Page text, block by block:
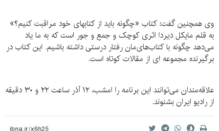
وی همچنین گفت: کتاب «چگونه باید از کتابهای خود مراقبت کنیم؟»
به قلم مایکل دیردا اثری کوچک و جمع و جور است که به ما یاد
می‌دهد چگونه با کتاب‌های‌مان رفتار درستی داشته باشیم. این کتاب در
برگیرنده مجموعه ای از مقالات کوتاه است.
علاقه‌مندان می‌توانند این برنامه را امشب، ۱۲ آذر ساعت ۲۲ و ۳۰ دقیقه
از رادیو ایران بشنوند.